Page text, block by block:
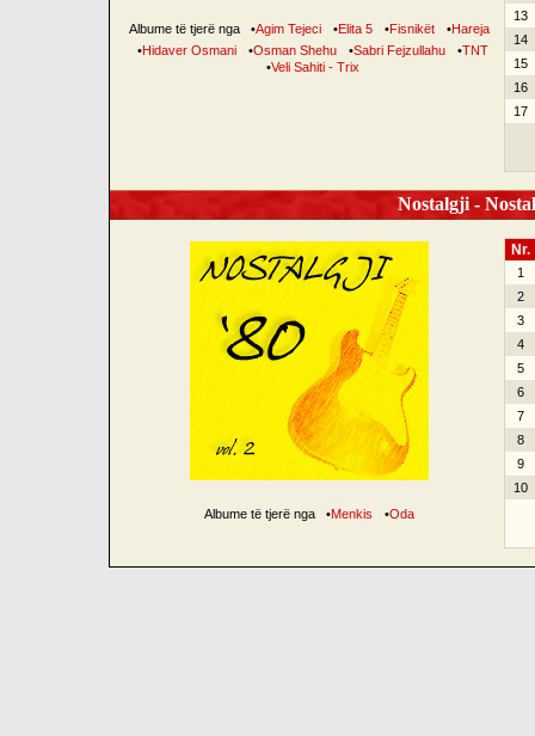
Albume të tjerë nga •Agim Tejeci •Elita 5 •Fisnikët •Hareja
•Hidaver Osmani •Osman Shehu •Sabri Fejzullahu •TNT
•Veli Sahiti - Trix
13
14
15
16
17
Nostalgji -
Albume të tjerë nga •Menkis •Oda
Nr.
1
2
3
4
5
6
7
8
9
10